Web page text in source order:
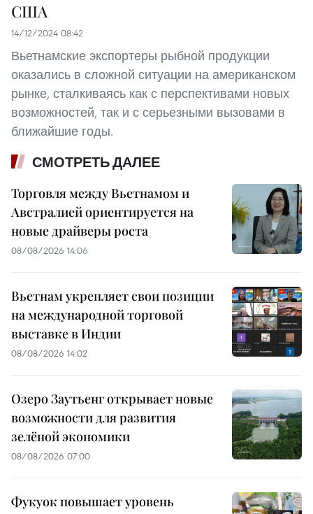
США
14/12/2024 08:42
Вьетнамские экспортеры рыбной продукции
оказались в сложной ситуации на американском
рынке, сталкиваясь как с перспективами новых
возможностей, так и с серьезными вызовами в
ближайшие годы.
СМОТРЕТЬ ДАЛЕЕ
Торговля между Вьетнамом и
Австралией ориентируется на
новые драйверы роста
08/08/2026 14:06
Вьетнам укрепляет свои позиции
на международной торговой
выставке в Индии
08/08/2026 14:02
Озеро Заутьенг открывает новые
возможности для развития
зелёной экономики
08/08/2026 07:00
Фукуок повышает уровень